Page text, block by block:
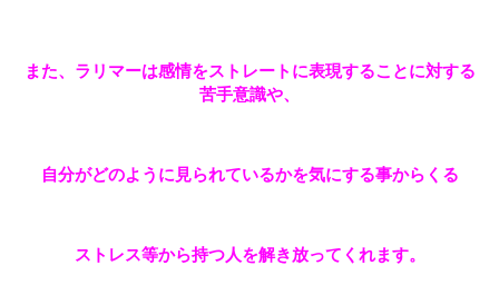
また、ラリマーは感情をストレートに表現することに対する
苦手意識や、
自分がどのように見られているかを気にする事からくる
ストレス等から持つ人を解き放ってくれます。